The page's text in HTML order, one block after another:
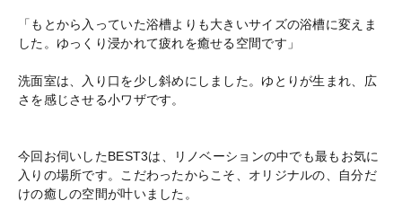
「もとから入っていた浴槽よりも大きいサイズの浴槽に変えま
した。ゆっくり浸かれて疲れを癒せる空間です」
洗面室は、入り口を少し斜めにしました。ゆとりが生まれ、広
さを感じさせる小ワザです。
今回お伺いしたBEST3は、リノベーションの中でも最もお気に
入りの場所です。こだわったからこそ、オリジナルの、自分だ
けの癒しの空間が叶いました。